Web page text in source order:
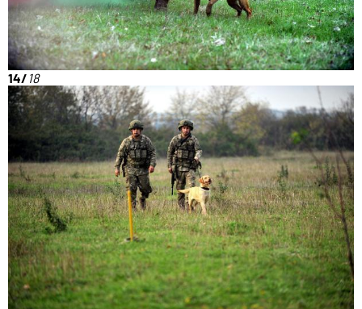
14/ 18